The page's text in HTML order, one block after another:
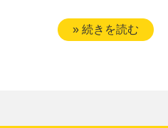
» 続きを読む